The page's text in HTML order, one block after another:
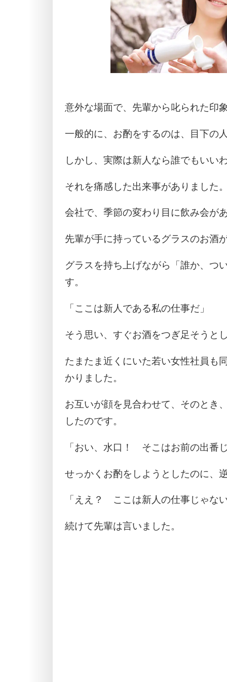
意外な場面で、先輩から叱られた印
一般的に、お酌をするのは、目下の
しかし、実際は新人なら誰でもいい
それを痛感した出来事がありました
会社で、季節の変わり目に飲み会が
先輩が手に持っているグラスのお酒
グラスを持ち上げながら「誰か、つ
す。
「ここは新人である私の仕事だ」
そう思い、すぐお酒をつぎ足そうと
たまたま近くにいた若い女性社員も
かりました。
お互いが顔を見合わせて、そのとき
したのです。
「おい、水口！ そこはお前の出番
せっかくお酌をしようとしたのに、
「ええ？ ここは新人の仕事じゃな
続けて先輩は言いました。